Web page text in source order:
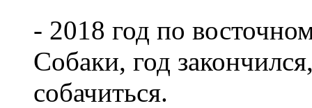
- 2018 год по
Собаки, год
собачиться.